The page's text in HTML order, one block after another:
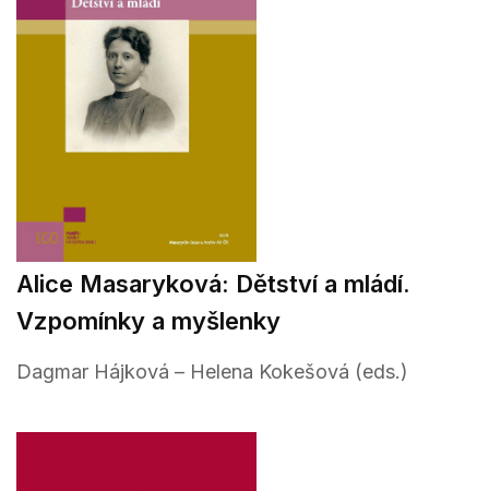
Alice Masaryková: Dětství a mládí.
Vzpomínky a myšlenky
Dagmar Hájková – Helena Kokešová (eds.)